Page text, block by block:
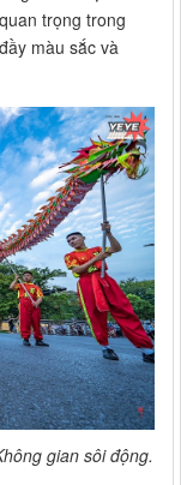
trọng trong
màu sắc và
gian sôi động.